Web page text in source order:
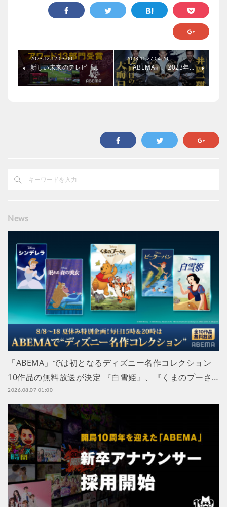
2023.12.12 03:00
新しい未来のテレビ「…
2023.11.27 04:20
「ABEMA」、2023年…
News
「ABEMA」では初となるディズニー名作コレクション
10作品の無料放送が決定 『白雪姫』、『くまのプーさ…
2026.08.07 01:00